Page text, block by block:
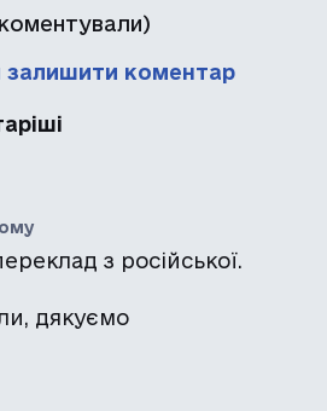
залишити коментар
з російської.
дякуємо